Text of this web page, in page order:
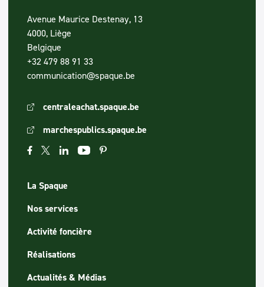
Avenue Maurice Destenay, 13
4000, Liège
Belgique
+32 479 88 91 33
communication@spaque.be
centraleachat.spaque.be
marchespublics.spaque.be
La Spaque
Nos services
Activité foncière
Réalisations
Actualités & Médias